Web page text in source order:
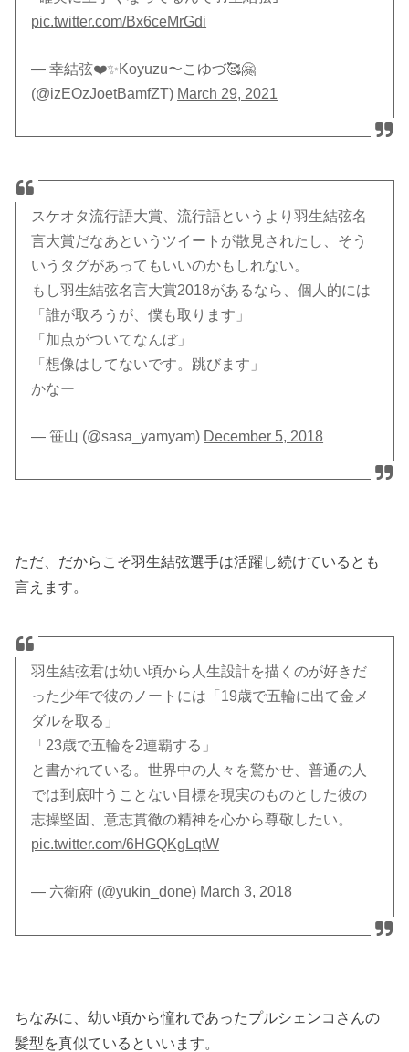
pic.twitter.com/Bx6ceMrGdi
— 幸結弦❤️✨Koyuzu〜こゆづ🥰🤗
(@izEOzJoetBamfZT) March 29, 2021
スケオタ流行語大賞、流行語というより羽生結弦名
言大賞だなあというツイートが散見されたし、そう
いうタグがあってもいいのかもしれない。
もし羽生結弦名言大賞2018があるなら、個人的には
「誰が取ろうが、僕も取ります」
「加点がついてなんぼ」
「想像はしてないです。跳びます」
かなー
— 笹山 (@sasa_yamyam) December 5, 2018
ただ、だからこそ羽生結弦選手は活躍し続けているとも
言えます。
羽生結弦君は幼い頃から人生設計を描くのが好きだ
った少年で彼のノートには「19歳で五輪に出て金メ
ダルを取る」
「23歳で五輪を2連覇する」
と書かれている。世界中の人々を驚かせ、普通の人
では到底叶うことない目標を現実のものとした彼の
志操堅固、意志貫徹の精神を心から尊敬したい。
pic.twitter.com/6HGQKgLqtW
— 六衛府 (@yukin_done) March 3, 2018
ちなみに、幼い頃から憧れであったプルシェンコさんの
髪型を真似ているといいます。